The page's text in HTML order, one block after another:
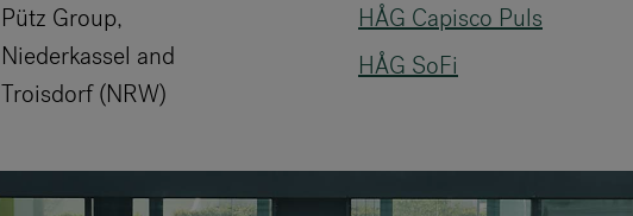
Pütz Group,
Niederkassel and
Troisdorf (NRW)
HÅG Capisco Puls
HÅG SoFi